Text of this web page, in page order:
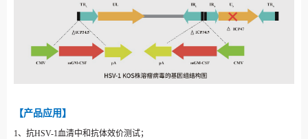
【产品应用】
1、抗HSV-1血清中和抗体效价测试；